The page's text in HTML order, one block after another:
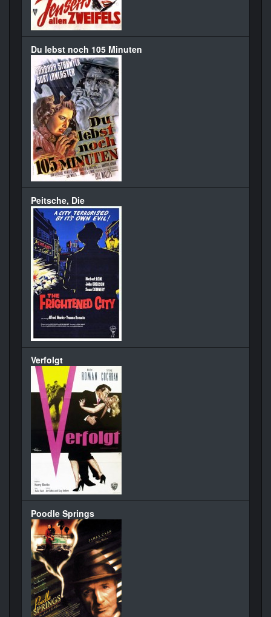
Du lebst noch 105 Minuten
Peitsche, Die
Verfolgt
Poodle Springs